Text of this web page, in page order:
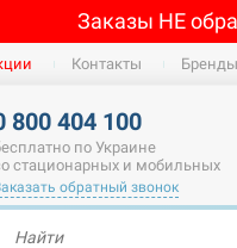
Заказы НЕ
Контакты Бренды
800 404 100
по Украине
стационарных и мобильных
обратный звонок